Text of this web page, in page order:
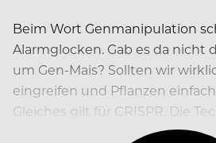
Beim Wort Genmanipulation
Alarmglocken. Gab es da nicht
um Gen-Mais? Sollten wir
eingreifen und Pflanzen
Gleiches gilt für CRISPR. Die
Editierung hat schon einiges